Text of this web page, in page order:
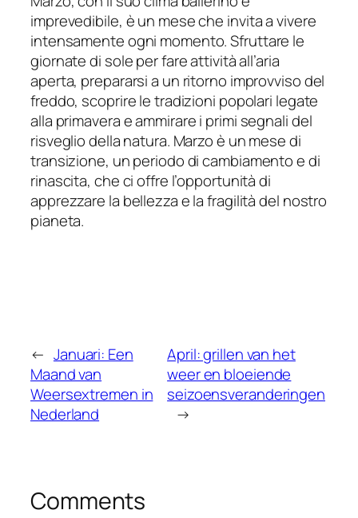
imprevedibile, è un mese che invita a vivere
intensamente ogni momento. Sfruttare le
giornate di sole per fare attività all’aria
aperta, prepararsi a un ritorno improvviso del
freddo, scoprire le tradizioni popolari legate
alla primavera e ammirare i primi segnali del
risveglio della natura. Marzo è un mese di
transizione, un periodo di cambiamento e di
rinascita, che ci offre l’opportunità di
apprezzare la bellezza e la fragilità del nostro
pianeta.
← Januari: Een
Maand van
Weersextremen in
Nederland
April: grillen van het
weer en bloeiende
seizoensveranderingen
→
Comments